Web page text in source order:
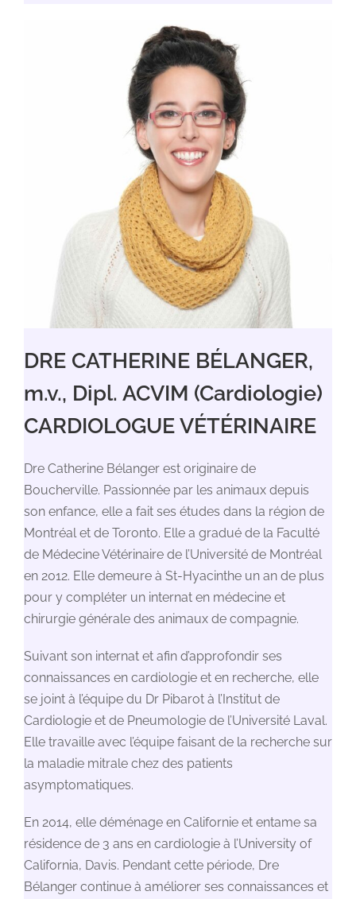
DRE CATHERINE BÉLANGER,
m.v., Dipl. ACVIM (Cardiologie)
CARDIOLOGUE VÉTÉRINAIRE
Dre Catherine Bélanger est originaire de
Boucherville. Passionnée par les animaux depuis
son enfance, elle a fait ses études dans la région de
Montréal et de Toronto. Elle a gradué de la Faculté
de Médecine Vétérinaire de l’Université de Montréal
en 2012. Elle demeure à St-Hyacinthe un an de plus
pour y compléter un internat en médecine et
chirurgie générale des animaux de compagnie.
Suivant son internat et afin d’approfondir ses
connaissances en cardiologie et en recherche, elle
se joint à l’équipe du Dr Pibarot à l’Institut de
Cardiologie et de Pneumologie de l’Université Laval.
Elle travaille avec l’équipe faisant de la recherche sur
la maladie mitrale chez des patients
asymptomatiques.
En 2014, elle déménage en Californie et entame sa
résidence de 3 ans en cardiologie à l’University of
California, Davis. Pendant cette période, Dre
Bélanger continue à améliorer ses connaissances et